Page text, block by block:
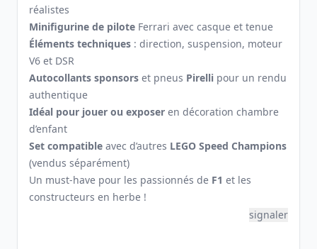
réalistes
Minifigurine de pilote Ferrari avec casque et tenue
Éléments techniques : direction, suspension, moteur
V6 et DSR
Autocollants sponsors et pneus Pirelli pour un rendu
authentique
Idéal pour jouer ou exposer en décoration chambre
d’enfant
Set compatible avec d’autres LEGO Speed Champions
(vendus séparément)
Un must-have pour les passionnés de F1 et les
constructeurs en herbe !
signaler